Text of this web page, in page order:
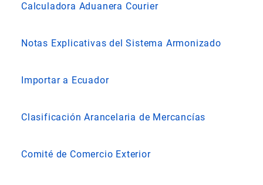
Calculadora Aduanera Courier
Notas Explicativas del Sistema Armonizado
Importar a Ecuador
Clasificación Arancelaria de Mercancías
Comité de Comercio Exterior